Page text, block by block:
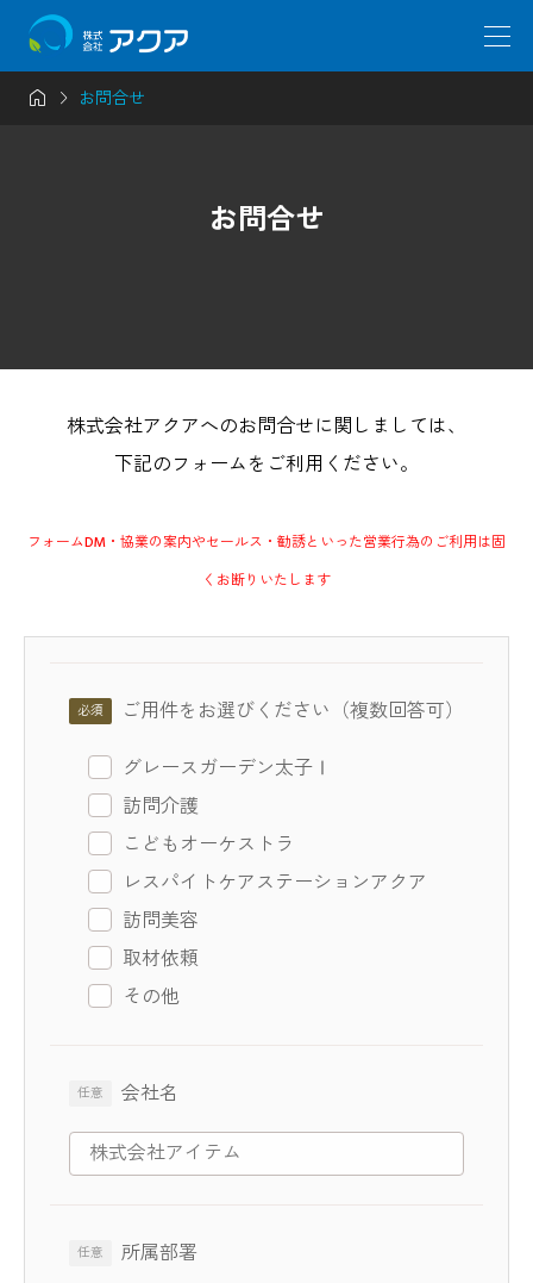
  お問合せ
お問合せ
株式会社アクアへのお問合せに関しましては、
下記のフォームをご利用ください。
フォームDM・協業の案内やセールス・勧誘といった営業行為のご利用は固
くお断りいたします
ご用件をお選びください（複数回答可）
グレースガーデン太子Ⅰ
訪問介護
こどもオーケストラ
レスパイトケアステーションアクア
訪問美容
取材依頼
その他
会社名
所属部署